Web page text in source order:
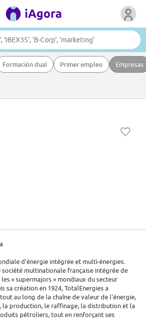
Formación dual Primer empleo Empresas
d'énergie intégrée et multi-énergies.
société multinationale française intégrée de
« supermajors » mondiaux du secteur
sa création en 1924, TotalEnergies a
au long de la chaîne de valeur de l'énergie,
production, le raffinage, la distribution et la
pétroliers, tout en renforçant ses